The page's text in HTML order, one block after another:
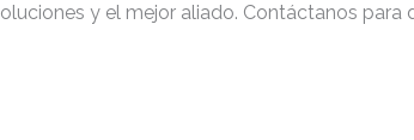
y el mejor aliado. Contáctanos para